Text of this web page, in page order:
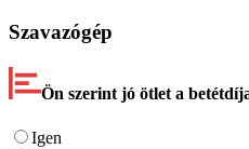
Szavazógép
Ön szerint jó ötlet a
Igen